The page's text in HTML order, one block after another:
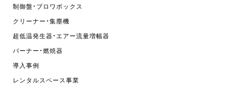
制御盤・ブロワボックス
クリーナー・集塵機
超低温発生器・エアー流量増幅器
バーナー・燃焼器
導入事例
レンタルスペース事業